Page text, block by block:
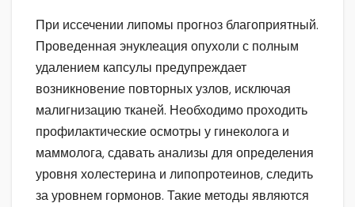
При иссечении липомы прогноз благоприятный.
Проведенная энуклеация опухоли с полным
удалением капсулы предупреждает
возникновение повторных узлов, исключая
малигнизацию тканей. Необходимо проходить
профилактические осмотры у гинеколога и
маммолога, сдавать анализы для определения
уровня холестерина и липопротеинов, следить
за уровнем гормонов. Такие методы являются